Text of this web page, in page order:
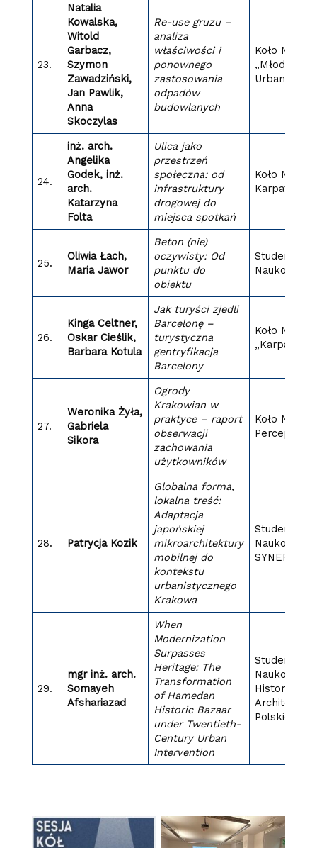
23.
Natalia
Kowalska,
Witold
Garbacz,
Szymon
Zawadziński,
Jan Pawlik,
Anna
Skoczylas
Re-use gruzu –
analiza
właściwości i
ponownego
zastosowania
odpadów
budowlanych
Koło
„Młoda
24.
inż. arch.
Angelika
Godek, inż.
arch.
Katarzyna
Folta
Ulica jako
przestrzeń
społeczna: od
infrastruktury
drogowej do
miejsca spotkań
Koło
Karpaty
25.
Oliwia Łach,
Maria Jawor
Beton (nie)
oczywisty: Od
punktu do
obiektu
Studenckie
Naukowe
26.
Kinga Celtner,
Oskar Cieślik,
Barbara Kotula
Jak turyści zjedli
Barcelonę –
turystyczna
gentryfikacja
Barcelony
Koło
„Karpaty”
27.
Weronika Żyła,
Gabriela
Sikora
Ogrody
Krakowian w
praktyce – raport
obserwacji
zachowania
użytkowników
Koło
PercepcjA
28. Patrycja Kozik
Globalna forma,
lokalna treść:
Adaptacja
japońskiej
mikroarchitektury
mobilnej do
kontekstu
urbanistycznego
Krakowa
Studenckie
Naukowe
SYNERGIA
29.
mgr inż. arch.
Somayeh
Afshariazad
When
Modernization
Surpasses
Heritage: The
Transformation
of Hamedan
Historic Bazaar
under Twentieth-
Century Urban
Intervention
Studenckie
Naukowe
Historii
Architektury
Polskiej